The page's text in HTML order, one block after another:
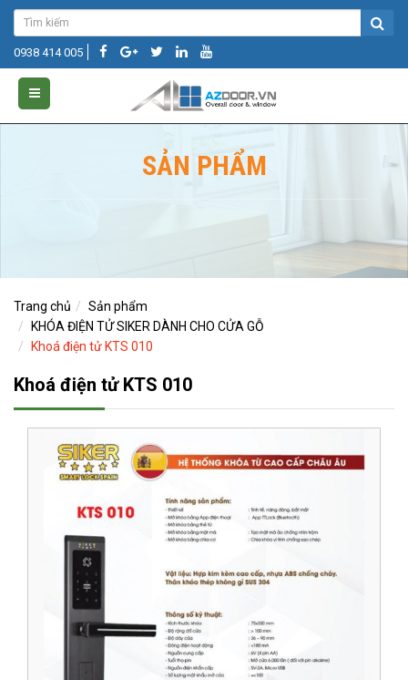
0938 414 005
SẢN PHẨM
Trang chủ
Sản phẩm
KHÓA ĐIỆN TỬ SIKER DÀNH CHO CỬA GỖ
Khoá điện tử KTS 010
Khoá điện tử KTS 010